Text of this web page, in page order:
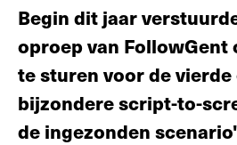
Begin dit jaar
oproep van FollowGent
te sturen voor de
bijzondere script-to-
de ingezonden